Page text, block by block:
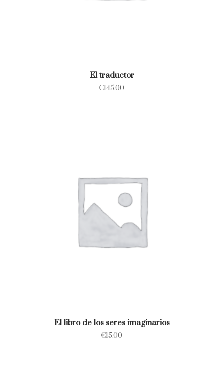
El traductor
€145.00
El libro de los seres imaginarios
€15.00